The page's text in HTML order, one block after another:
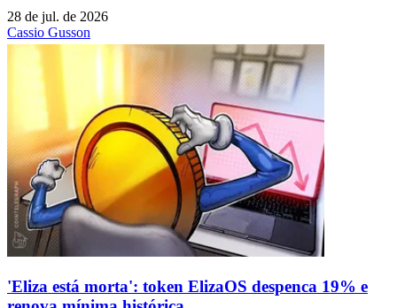
28 de jul. de 2026
Cassio Gusson
'Eliza está morta': token ElizaOS despenca 19% e